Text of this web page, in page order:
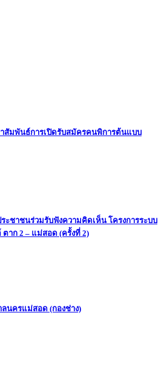
สัมพันธ์การเปิดรับสมัครคนพิการต้นแบบ
ชาชนร่วมรับฟังความคิดเห็น โครงการระบบ
ตาก 2 – แม่สอด (ครั้งที่ 2)
นครแม่สอด (กองช่าง)